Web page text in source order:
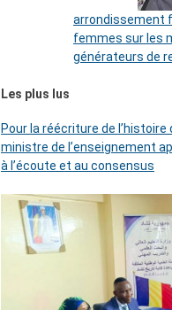
arrondissement
femmes sur les
générateurs de
Les plus lus
Pour la réécriture de l’histoire
ministre de l’enseignement
à l’écoute et au consensus